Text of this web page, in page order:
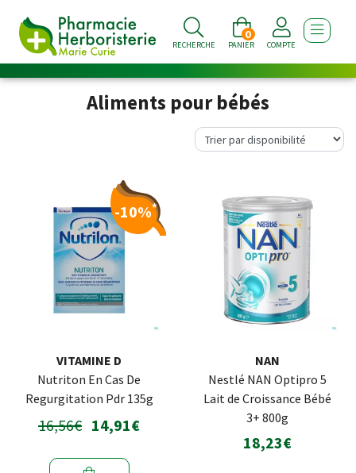
RECHERCHE PANIER
0
COMPTE
Aliments pour bébés
-10%*
VITAMINE D
Nutriton En Cas De
Regurgitation Pdr 135g
16,56€ 14,91€
NAN
Nestlé NAN Optipro 5
Lait de Croissance Bébé
3+ 800g
18,23€